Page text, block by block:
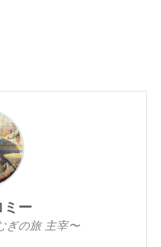
ー
ぎの旅 主宰〜